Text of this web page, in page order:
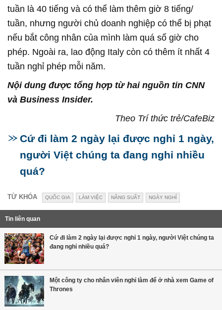
tuần là 40 tiếng và có thể làm thêm giờ 8 tiếng/
tuần, nhưng người chủ doanh nghiệp có thể bị phạt
nếu bắt công nhân của mình làm quá số giờ cho
phép. Ngoài ra, lao động Italy còn có thêm ít nhất 4
tuần nghỉ phép mỗi năm.
Nội dung được tổng hợp từ hai nguồn tin CNN
và Business Insider.
Theo Trí thức trẻ/CafeBiz
Cứ đi làm 2 ngày lại được nghỉ 1 ngày,
người Việt chúng ta đang nghỉ nhiều
quá?
TỪ KHÓA QUỐC GIA LÀM VIỆC NĂNG SUẤT NGÀY NGHỈ
Tin liên quan
Cứ đi làm 2 ngày lại được nghỉ 1 ngày, người Việt chúng ta
đang nghỉ nhiều quá?
Một công ty cho nhân viên nghỉ làm để ở nhà xem Game of
Thrones